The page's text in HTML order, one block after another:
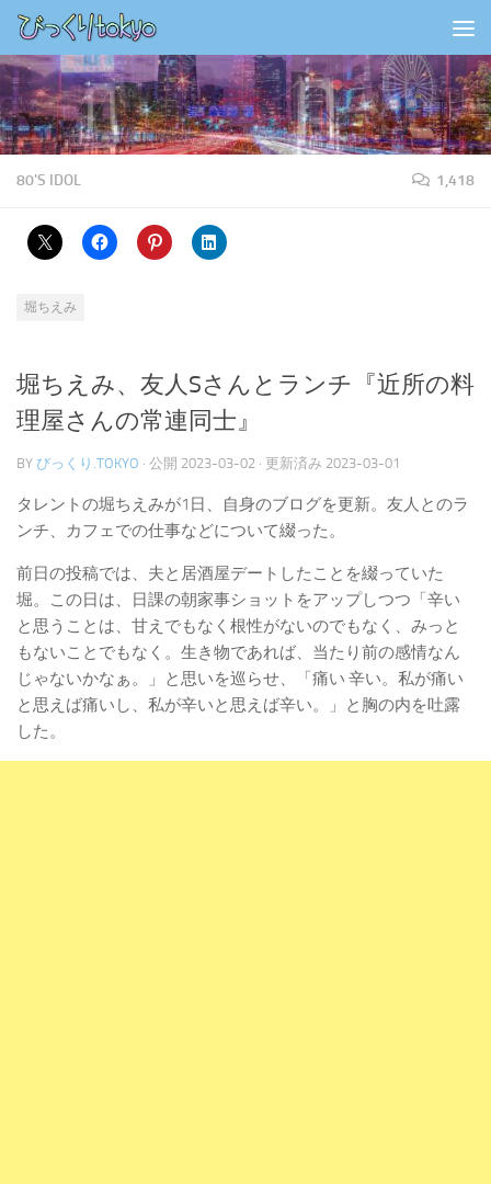
コンテンツの下
80'S IDOL 1,418
堀ちえみ
堀ちえみ、友人Sさんとランチ『近所の料
理屋さんの常連同士』
BY びっくり.TOKYO · 公開 2023-03-02 · 更新済み 2023-03-01
タレントの堀ちえみが1日、自身のブログを更新。友人とのラ
ンチ、カフェでの仕事などについて綴った。
前日の投稿では、夫と居酒屋デートしたことを綴っていた
堀。この日は、日課の朝家事ショットをアップしつつ「辛い
と思うことは、甘えでもなく根性がないのでもなく、みっと
もないことでもなく。生き物であれば、当たり前の感情なん
じゃないかなぁ。」と思いを巡らせ、「痛い 辛い。私が痛い
と思えば痛いし、私が辛いと思えば辛い。」と胸の内を吐露
した。